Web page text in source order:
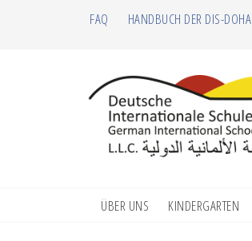
FAQ HANDBUCH DER DIS-DOHA
ÜBER UNS KINDERGARTEN